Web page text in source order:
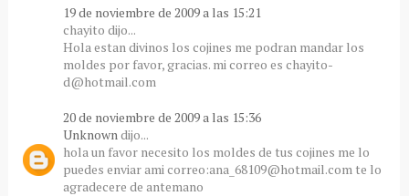
19 de noviembre de 2009 a las 15:21
chayito dijo...
Hola estan divinos los cojines me podran mandar los
moldes por favor, gracias. mi correo es chayito-
d@hotmail.com
20 de noviembre de 2009 a las 15:36
Unknown dijo...
hola un favor necesito los moldes de tus cojines me lo
puedes enviar ami correo:ana_68109@hotmail.com te lo
agradecere de antemano